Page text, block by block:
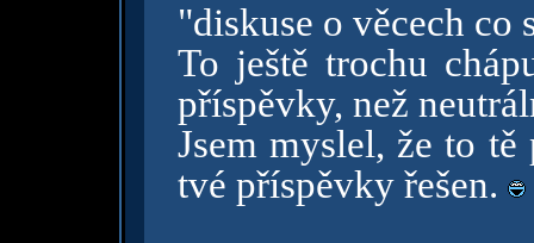
"diskuse o věcech co
To ještě trochu
příspěvky, než
Jsem myslel, že to
tvé příspěvky řešen.